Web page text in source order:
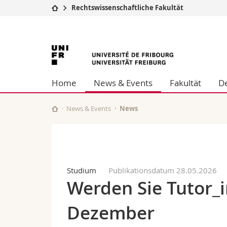
Studium
Campus
Universität
Weiterbildung
Theologische
Philosophische
Fak. für
Rechtswissenschaftliche Fakultät
Universität
Freiburg
Home News & Events Fakultät
News & Events News
Studium Publikationsdatum 28.05.2026
Werden Sie
Dezember